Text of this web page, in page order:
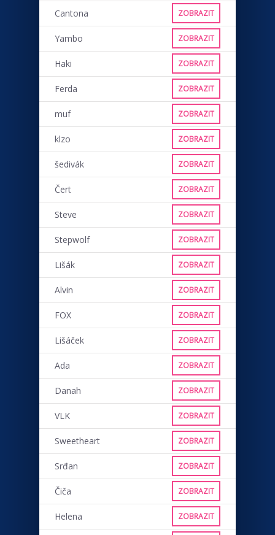
Cantona ZOBRAZIT
Yambo ZOBRAZIT
Haki ZOBRAZIT
Ferda ZOBRAZIT
muf ZOBRAZIT
klzo ZOBRAZIT
šedivák ZOBRAZIT
Čert ZOBRAZIT
Steve ZOBRAZIT
Stepwolf ZOBRAZIT
Lišák ZOBRAZIT
Alvin ZOBRAZIT
FOX ZOBRAZIT
Lišáček ZOBRAZIT
Ada ZOBRAZIT
Danah ZOBRAZIT
VLK ZOBRAZIT
Sweetheart ZOBRAZIT
Srđan ZOBRAZIT
Čiča ZOBRAZIT
Helena ZOBRAZIT